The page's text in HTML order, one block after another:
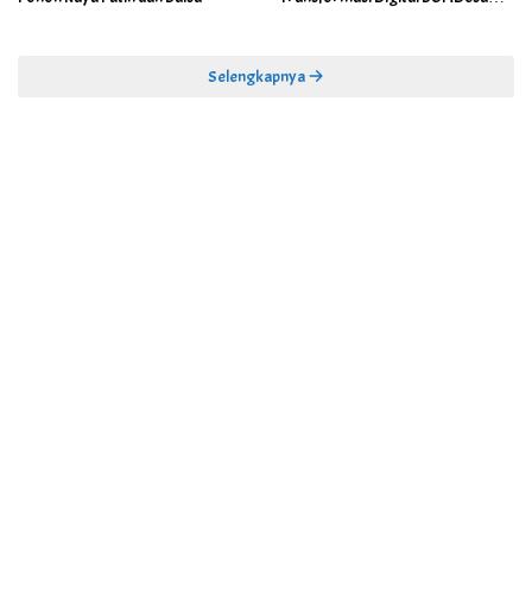
Selengkapnya